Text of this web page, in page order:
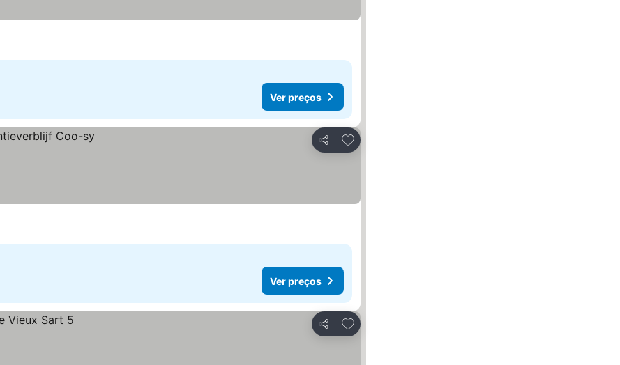
Ver preços
Partilhar
Adicionar aos favoritos
Ver preços
Partilhar
Adicionar aos favoritos